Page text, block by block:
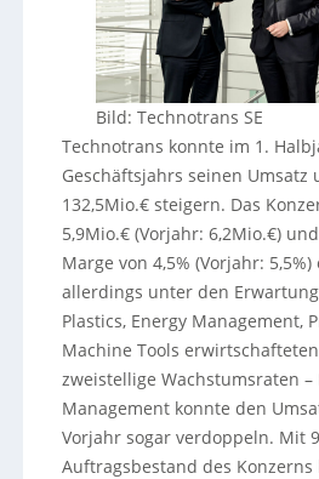
Bild: Technotrans SE
Technotrans konnte im 1.
Geschäftsjahrs seinen Umsatz
132,5Mio.€ steigern. Das
5,9Mio.€ (Vorjahr: 6,2Mio.€)
Marge von 4,5% (Vorjahr:
allerdings unter den
Plastics, Energy Management,
Machine Tools
zweistellige Wachstumsraten –
Management konnte den
Vorjahr sogar verdoppeln. Mit
Auftragsbestand des Konzerns